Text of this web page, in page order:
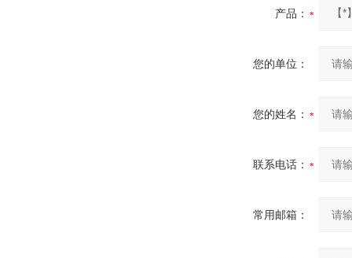
产品：
您的单位：
您的姓名：
联系电话：
常用邮箱：